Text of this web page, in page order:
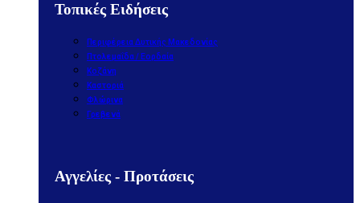
Τοπικές Ειδήσεις
Περιφέρεια Δυτικής Μακεδονίας
Πτολεμαΐδα / Εορδαία
Κοζάνη
Καστοριά
Φλώρινα
Γρεβενά
Αγγελίες - Προτάσεις